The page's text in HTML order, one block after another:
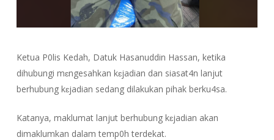
Ketua P0lis Kedah, Datuk Hasanuddin Hassan, ketika
dihubungi mɛngesahkan kɛjadian dan siasat4n lanjut
berhubung kɛjadian sedang dilakukan pihak berku4sa.
Katanya, maklumat lanjut berhubung kɛjadian akan
dimaklumkan dalam temp0h terdekat.